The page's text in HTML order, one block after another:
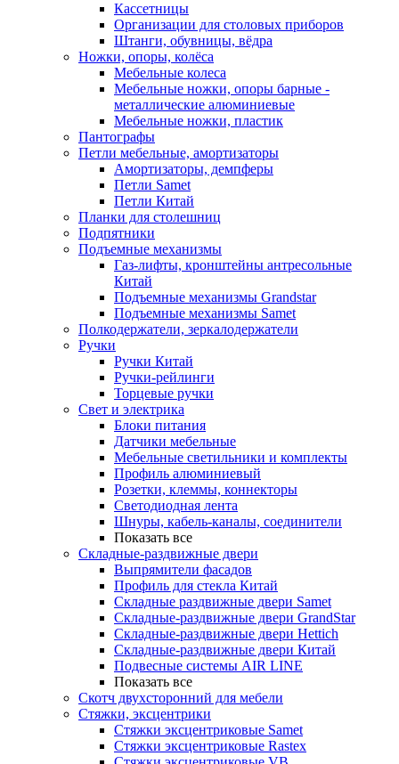
Кассетницы
Организации для столовых приборов
Штанги, обувницы, вёдра
Ножки, опоры, колёса
Мебельные колеса
Мебельные ножки, опоры барные -
металлические алюминиевые
Мебельные ножки, пластик
Пантографы
Петли мебельные, амортизаторы
Амортизаторы, демпферы
Петли Samet
Петли Китай
Планки для столешниц
Подпятники
Подъемные механизмы
Газ-лифты, кронштейны антресольные
Китай
Подъемные механизмы Grandstar
Подъемные механизмы Samet
Полкодержатели, зеркалодержатели
Ручки
Ручки Китай
Ручки-рейлинги
Торцевые ручки
Свет и электрика
Блоки питания
Датчики мебельные
Мебельные светильники и комплекты
Профиль алюминиевый
Розетки, клеммы, коннекторы
Светодиодная лента
Шнуры, кабель-каналы, соединители
Показать все
Складные-раздвижные двери
Выпрямители фасадов
Профиль для стекла Китай
Складные раздвижные двери Samet
Складные-раздвижные двери GrandStar
Складные-раздвижные двери Hettich
Складные-раздвижные двери Китай
Подвесные системы AIR LINE
Показать все
Скотч двухсторонний для мебели
Стяжки, эксцентрики
Cтяжки эксцентриковые Samet
Стяжки эксцентриковые Rastex